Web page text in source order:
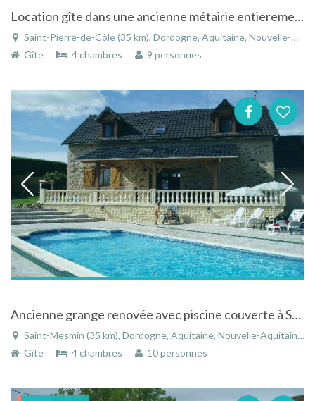
Location gîte dans une ancienne métairie entierement rénovée située en Périgord .
Saint-Pierre-de-Côle (35 km), Dordogne, Aquitaine, Nouvelle-Aquitaine, France
Gîte
4 chambres 9 personnes
Ancienne grange renovée avec piscine couverte à Saint-Mesmin en Aquitaine
Saint-Mesmin (35 km), Dordogne, Aquitaine, Nouvelle-Aquitaine, France
Gîte
4 chambres 10 personnes